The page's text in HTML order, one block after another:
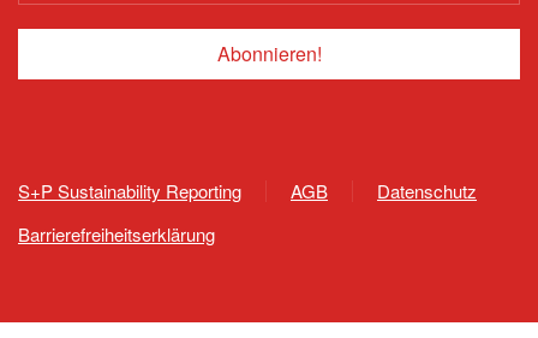
S+P Sustainability Reporting AGB
Datenschutz
Barrierefreiheitserklärung